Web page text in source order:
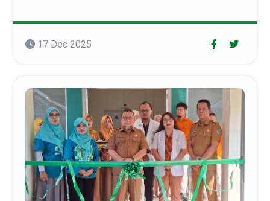
17 Dec 2025